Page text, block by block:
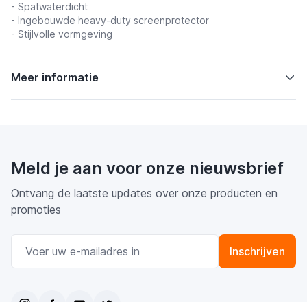
- Spatwaterdicht
- Ingebouwde heavy-duty screenprotector
- Stijlvolle vormgeving
Meer informatie
Meld je aan voor onze nieuwsbrief
Ontvang de laatste updates over onze producten en
promoties
Inschrijven